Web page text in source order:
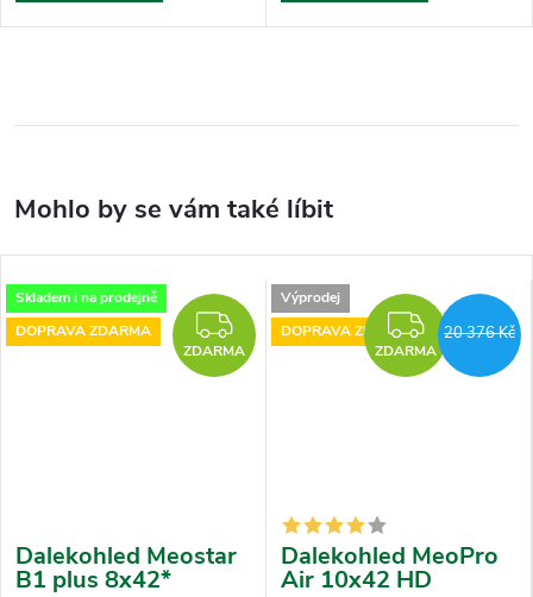
Skladem i na prodejně
DOPRAVA ZDARMA
ZDARMA
ZDARMA
Dalekohled Meostar
B1 plus 8x42*
Výprodej
DOPRAVA ZDARMA
ZDARMA
20 376 Kč
Dalekohled MeoPro
Air 10x42 HD